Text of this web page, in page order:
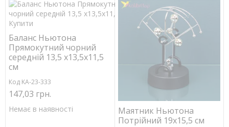
Баланс Ньютона
Прямокутний чорний
середній 13,5 х13,5х11,5
см
Код KA-23-333
147,03 грн.
Немає в наявності
Маятник Ньютона
Потрійний 19х15,5 см